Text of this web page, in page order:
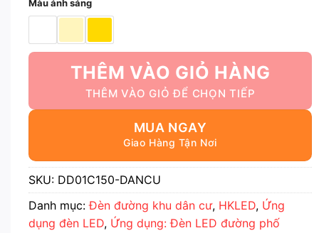
Màu ánh sáng
THÊM VÀO GIỎ HÀNG
MUA NGAY
SKU: DD01C150-DANCU
Danh mục:Đèn đường khu dân cư, HKLED, Ứng
dụng đèn LED, Ứng dụng: Đèn LED đường phố